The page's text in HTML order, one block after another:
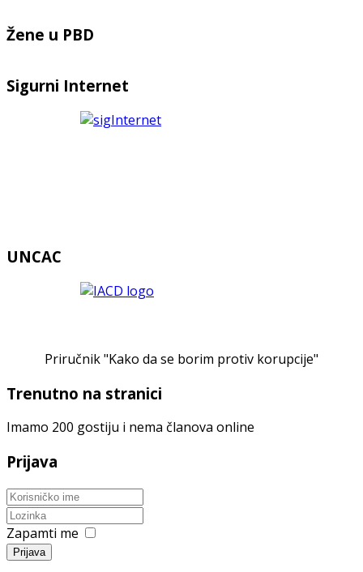
Žene u PBD
Sigurni Internet
UNCAC
Priručnik "Kako da se borim protiv korupcije"
Trenutno na stranici
Imamo 200 gostiju i nema članova online
Prijava
Zapamti me
Prijava